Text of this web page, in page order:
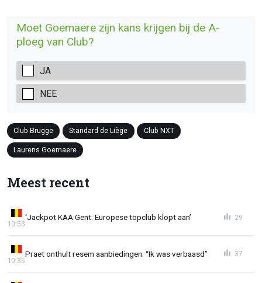
Moet Goemaere zijn kans krijgen bij de A-
ploeg van Club?
JA
NEE
Club Brugge Standard de Liège Club NXT
Laurens Goemaere
Meest recent
‘Jackpot KAA Gent: Europese topclub klopt aan’
10:53
29
Praet onthult resem aanbiedingen: “Ik was verbaasd”
10:35
37